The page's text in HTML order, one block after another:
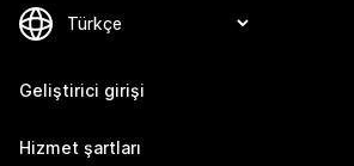
Geliştirici girişi
Hizmet şartları